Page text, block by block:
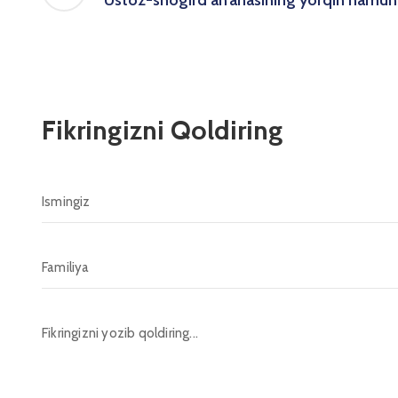
Fikringizni Qoldiring